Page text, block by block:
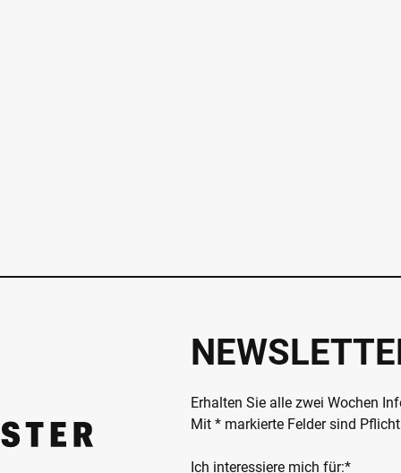
Erhalten Sie alle zwei Wochen
Mit * markierte Felder sind
Ich interessiere mich für:*